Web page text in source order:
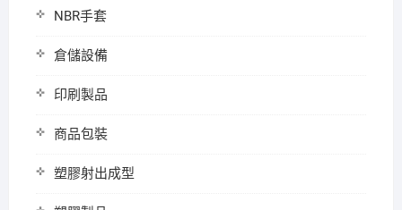
NBR手套
倉儲設備
印刷製品
商品包裝
塑膠射出成型